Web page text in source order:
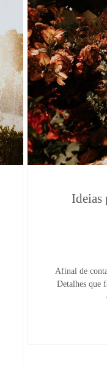
Ideias
Afinal de
Detalhes que